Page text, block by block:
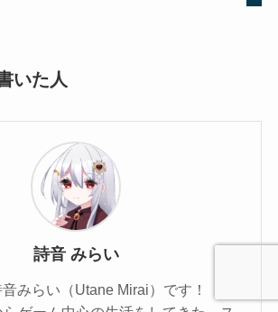
いた人
詩音 みらい
みらい（Utane Mirai）です！